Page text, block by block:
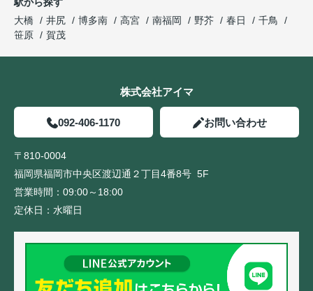
大橋
井尻 博多南 高宮 南福岡 野芥 春日
千鳥
笹原
賀茂
株式会社アイマ
092-406-1170 お問い合わせ
〒810-0004
福岡県福岡市中央区渡辺通２丁目4番8号 5F
営業時間： 09:00～18:00
定休日： 水曜日